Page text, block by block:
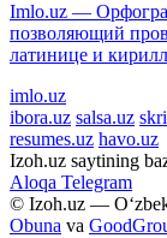
Imlo.uz —
позволяющий
латинице и
imlo.uz
ibora.uz salsa.uz
resumes.uz havo.uz
Izoh.uz saytining
Aloqa Telegram
© Izoh.uz —
Obuna va